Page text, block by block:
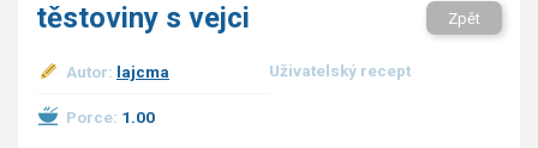
Bezmasé a zeleninové
Sladké pokrmy
Dezerty
těstoviny s vejci Zpět
Autor: lajcma Uživatelský recept
Porce: 1.00